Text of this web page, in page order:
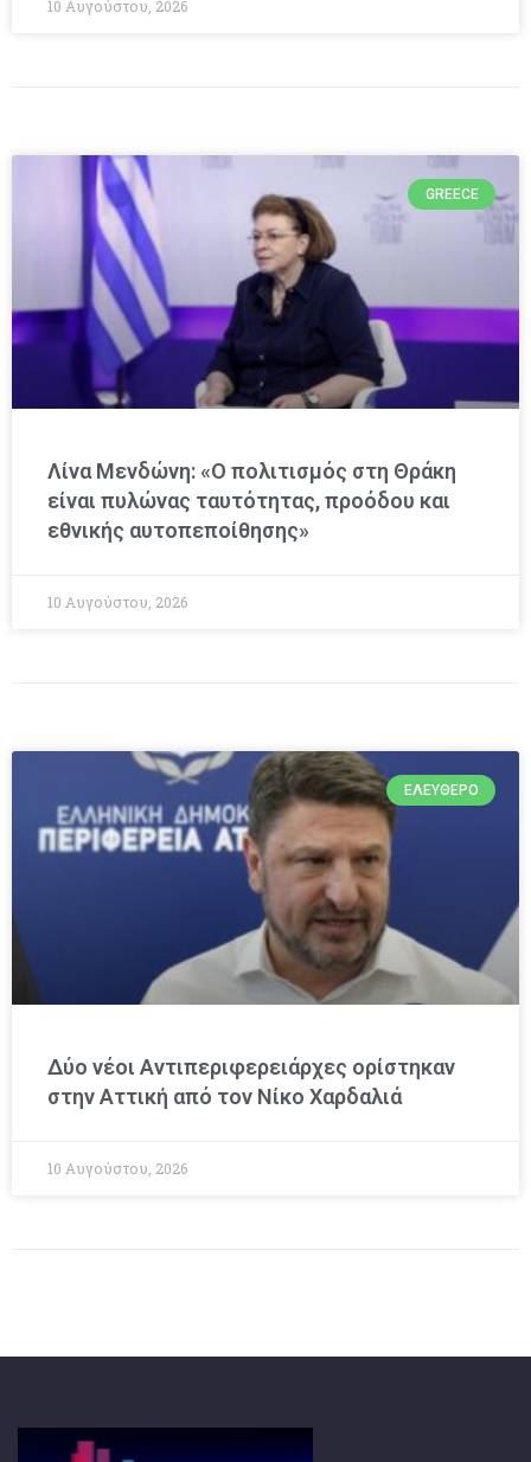
10 Αυγούστου, 2026
GREECE
Λίνα Μενδώνη: «Ο πολιτισμός στη Θράκη
είναι πυλώνας ταυτότητας, προόδου και
εθνικής αυτοπεποίθησης»
10 Αυγούστου, 2026
ΕΛΕΎΘΕΡΟ
Δύο νέοι Αντιπεριφερειάρχες ορίστηκαν
στην Αττική από τον Νίκο Χαρδαλιά
10 Αυγούστου, 2026